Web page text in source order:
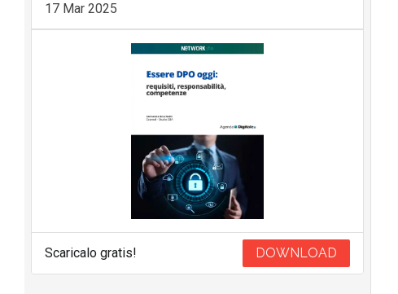
17 Mar 2025
Scaricalo gratis! DOWNLOAD